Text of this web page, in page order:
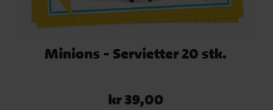
Minions - Servietter 20 stk.
Pris :kr 39,00
kr 39,00